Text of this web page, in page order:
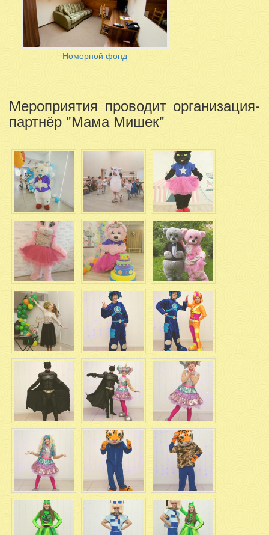
Номерной фонд
Мероприятия проводит организация-
партнёр "Мама Мишек"